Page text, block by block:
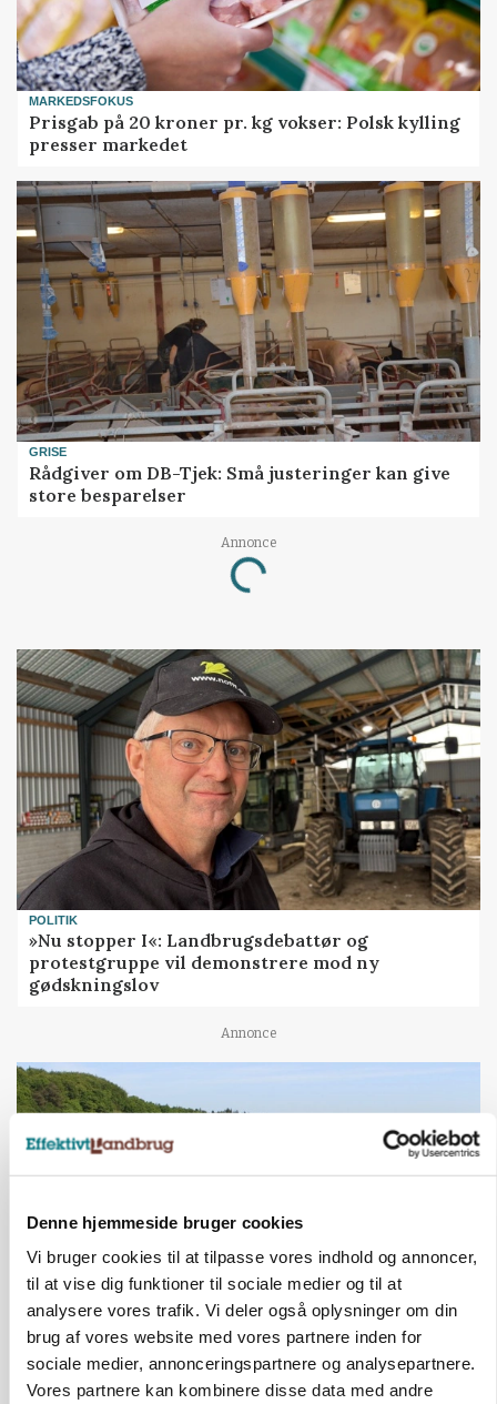
Denne hjemmeside bruger cookies
Vi bruger cookies til at tilpasse vores indhold og annoncer,
til at vise dig funktioner til sociale medier og til at
analysere vores trafik. Vi deler også oplysninger om din
brug af vores website med vores partnere inden for
sociale medier, annonceringspartnere og analysepartnere.
Vores partnere kan kombinere disse data med andre
MARKEDSFOKUS
Prisgab på 20 kroner pr. kg vokser: Polsk kylling
presser markedet
GRISE
Rådgiver om DB-Tjek: Små justeringer kan give
store besparelser
Annonce
Loading...
POLITIK
»Nu stopper I«: Landbrugsdebattør og
protestgruppe vil demonstrere mod ny
gødskningslov
Annonce
KVÆG
Snart kan man søge tilskud til naturprojekter